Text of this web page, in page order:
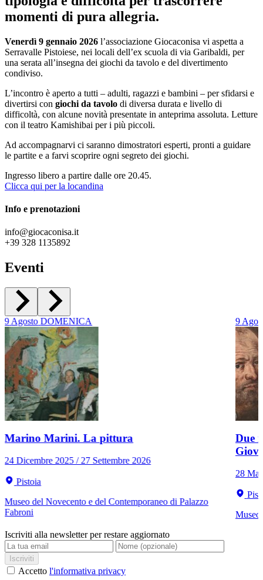
momenti di pura allegria.
Venerdì 9 gennaio 2026 l’associazione Giocaconisa vi aspetta a
Serravalle Pistoiese, nei locali dell’ex scuola di via Garibaldi, per
una serata all’insegna dei giochi da tavolo e del divertimento
condiviso.
L’incontro è aperto a tutti – adulti, ragazzi e bambini – per sfidarsi e
divertirsi con giochi da tavolo di diversa durata e livello di
difficoltà, con alcune novità presentate in anteprima assoluta. Letture
con il teatro Kamishibai per i più piccoli.
Ad accompagnarvi ci saranno dimostratori esperti, pronti a guidare
le partite e a farvi scoprire ogni segreto dei giochi.
Ingresso libero a partire dalle ore 20.45.
Clicca qui per la locandina
Info e prenotazioni
info@giocaconisa.it
+39 328 1135892
Eventi
9Agosto DOMENICA
Marino Marini. La pittura
24 Dicembre 2025 / 27 Settembre 2026
Pistoia
Museo del Novecento e del Contemporaneo di Palazzo
Fabroni
9
Due
28
Museo
Iscriviti alla newsletter per restare aggiornato
Iscriviti
Accetto l'informativa privacy